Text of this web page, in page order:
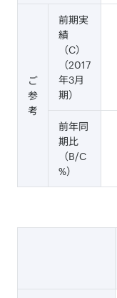
ご
参
考
前期実
績
（C）
（2017
年3月
期）
前年同
期比
（B/C
%）